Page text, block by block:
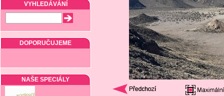
VYHLEDÁVÁNÍ
DOPORUČUJEME
NAŠE SPECIÁLY